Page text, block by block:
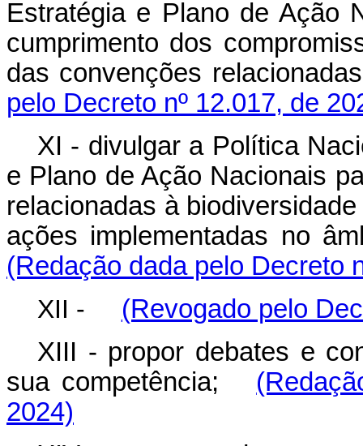
Estratégia e Plano de Ação
cumprimento dos
das convenções
pelo Decreto nº 12.017, de
XI - divulgar a Política
e Plano de Ação Nacionais
relacionadas à
ações implementadas no
(Redação dada pelo Decreto
XII -
(Revogado pelo
XIII - propor debates e
sua competência;
2024)